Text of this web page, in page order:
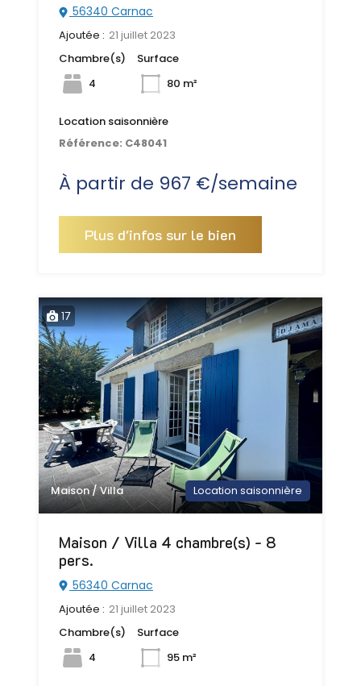
56340 Carnac
Ajoutée : 21 juillet 2023
Chambre(s)
4
Surface
80 m²
Location saisonnière
Référence: C48041
À partir de 967 €/semaine
Plus d'infos sur le bien
17
Maison / Villa Location saisonnière
Maison / Villa 4 chambre(s) - 8
pers.
56340 Carnac
Ajoutée : 21 juillet 2023
Chambre(s)
4
Surface
95 m²